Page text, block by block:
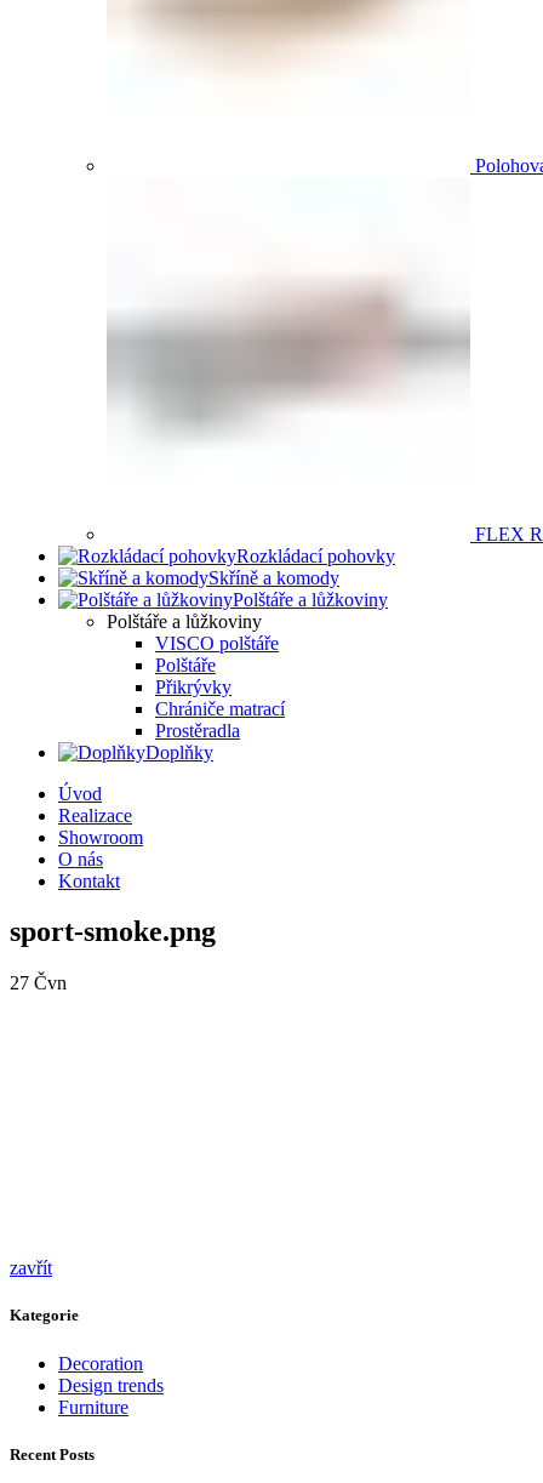
FLEX
Rozkládací pohovky
Skříně a komody
Polštáře a lůžkoviny
Polštáře a lůžkoviny
VISCO polštáře
Polštáře
Přikrývky
Chrániče matrací
Prostěradla
Doplňky
Úvod
Realizace
Showroom
O nás
Kontakt
sport-smoke.png
27 Čvn
zavřít
Kategorie
Decoration
Design trends
Furniture
Recent Posts